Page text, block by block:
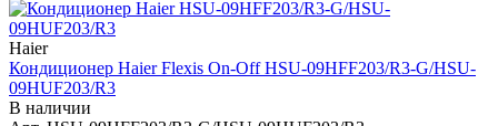
Haier
Кондиционер Haier Flexis On-Off HSU-09HFF203/R3-G/HSU-
09HUF203/R3
В наличии